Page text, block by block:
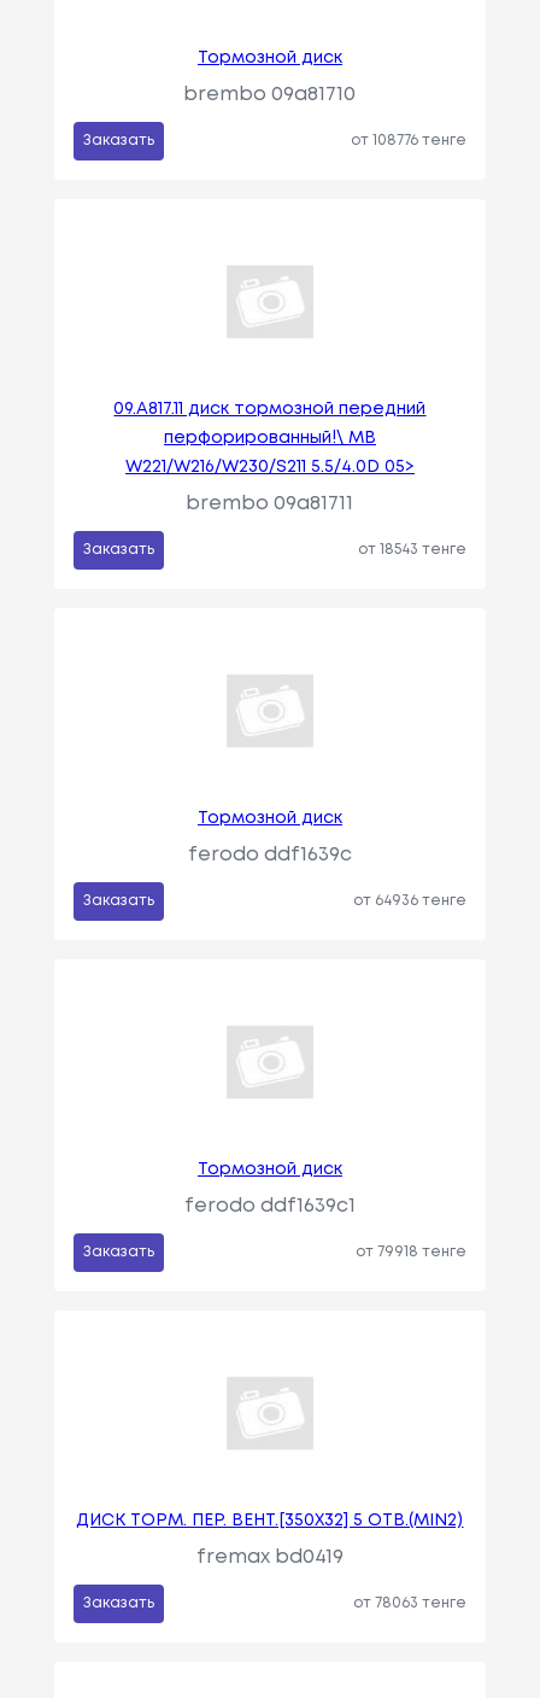
Тормозной диск
brembo 09a81710
Заказать от 108776 тенге
09.A817.11 диск тормозной передний
перфорированный!\ MB
W221/W216/W230/S211 5.5/4.0D 05>
brembo 09a81711
Заказать от 18543 тенге
Тормозной диск
ferodo ddf1639c
Заказать от 64936 тенге
Тормозной диск
ferodo ddf1639c1
Заказать от 79918 тенге
ДИСК ТОРМ. ПЕР. ВЕНТ.[350X32] 5 ОТВ.(MIN2)
fremax bd0419
Заказать от 78063 тенге